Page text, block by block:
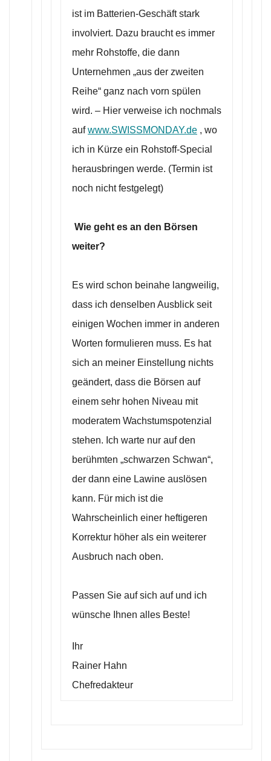
ist im Batterien-Geschäft stark
involviert. Dazu braucht es immer
mehr Rohstoffe, die dann
Unternehmen „aus der zweiten
Reihe“ ganz nach vorn spülen
wird. – Hier verweise ich nochmals
aufwww.SWISSMONDAY.de , wo
ich in Kürze ein Rohstoff-Special
herausbringen werde. (Termin ist
noch nicht festgelegt)
Wie geht es an den Börsen
weiter?
Es wird schon beinahe langweilig,
dass ich denselben Ausblick seit
einigen Wochen immer in anderen
Worten formulieren muss. Es hat
sich an meiner Einstellung nichts
geändert, dass die Börsen auf
einem sehr hohen Niveau mit
moderatem Wachstumspotenzial
stehen. Ich warte nur auf den
berühmten „schwarzen Schwan“,
der dann eine Lawine auslösen
kann. Für mich ist die
Wahrscheinlich einer heftigeren
Korrektur höher als ein weiterer
Ausbruch nach oben.
Passen Sie auf sich auf und ich
wünsche Ihnen alles Beste!
Ihr
Rainer Hahn
Chefredakteur